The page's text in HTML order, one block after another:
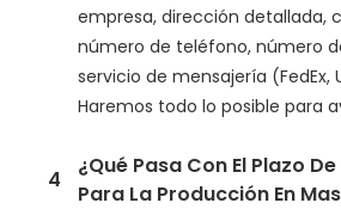
empresa, dirección detallada,
número de teléfono, número
servicio de mensajería (FedEx,
Haremos todo lo posible para
4
¿Qué Pasa Con El Plazo
Para La Producción En